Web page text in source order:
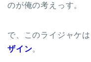
のが俺の考えっす。
で、このライジャケ
ザイン。